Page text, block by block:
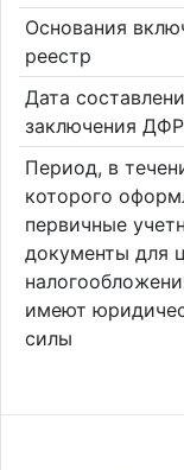
Основания
реестр
Дата
заключения ДФР
Период, в
которого
первичные
документы для
имеют
силы